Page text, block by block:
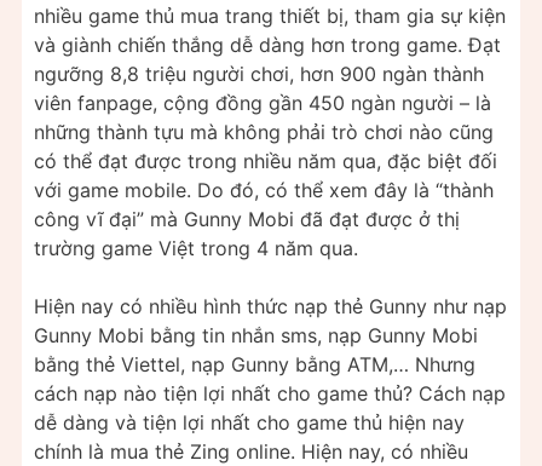
nhiều game thủ mua trang thiết bị, tham gia sự kiện
và giành chiến thắng dễ dàng hơn trong game. Đạt
ngưỡng 8,8 triệu người chơi, hơn 900 ngàn thành
viên fanpage, cộng đồng gần 450 ngàn người – là
những thành tựu mà không phải trò chơi nào cũng
có thể đạt được trong nhiều năm qua, đặc biệt đối
với game mobile. Do đó, có thể xem đây là “thành
công vĩ đại” mà Gunny Mobi đã đạt được ở thị
trường game Việt trong 4 năm qua.
Hiện nay có nhiều hình thức nạp thẻ Gunny như nạp
Gunny Mobi bằng tin nhắn sms, nạp Gunny Mobi
bằng thẻ Viettel, nạp Gunny bằng ATM,… Nhưng
cách nạp nào tiện lợi nhất cho game thủ? Cách nạp
dễ dàng và tiện lợi nhất cho game thủ hiện nay
chính là mua thẻ Zing online. Hiện nay, có nhiều